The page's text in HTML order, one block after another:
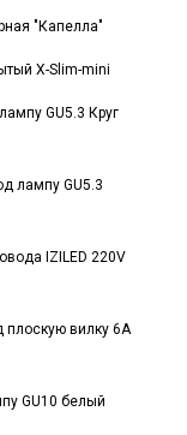
"Капелла"
X-Slim-mini
GU5.3 Круг
лампу GU5.3
IZILED 220V
плоскую вилку 6A
GU10 белый